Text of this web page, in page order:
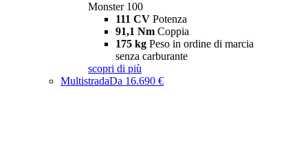
Monster 100
111 CV Potenza
91,1 Nm Coppia
175 kg Peso in ordine di marcia
senza carburante
scopri di più
MultistradaDa 16.690 €